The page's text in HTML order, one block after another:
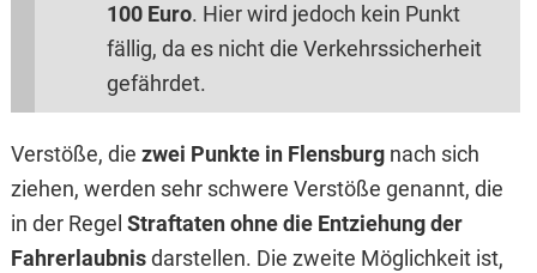
100 Euro. Hier wird jedoch kein Punkt
fällig, da es nicht die Verkehrssicherheit
gefährdet.
Verstöße, die zwei Punkte in Flensburgnach sich
ziehen, werden sehr schwere Verstöße genannt, die
in der Regel Straftaten ohne die Entziehung der
Fahrerlaubnisdarstellen. Die zweite Möglichkeit ist,